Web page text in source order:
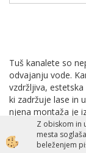
Tuš kanalete so
odvajanju vode.
vzdržljiva,
ki zadržuje lase in
njena montaža je
prilagodite
tesnilno folijo, ki
Geberit kanaleta
Z obiskom in
mesta
beleženjem